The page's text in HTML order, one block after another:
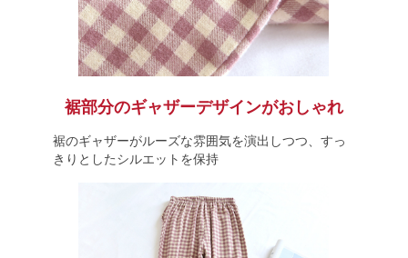
裾部分のギャザーデザインがおしゃれ
裾のギャザーがルーズな雰囲気を演出しつつ、すっ
きりとしたシルエットを保持